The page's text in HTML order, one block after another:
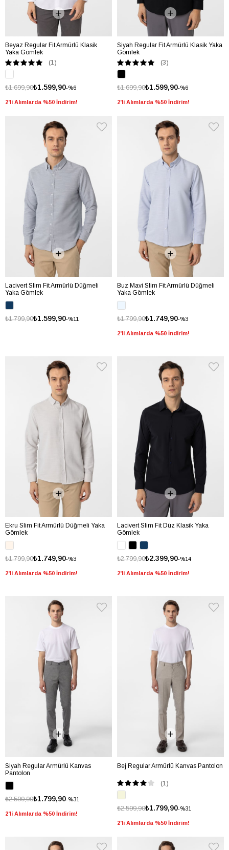
Beyaz Regular Fit Armürlü Klasik
Yaka Gömlek
(1)
%6
₺1.599,90
₺1.699,90
2'li Alımlarda %50 İndirim!
Siyah Regular Fit Armürlü Klasik Yaka
Gömlek
(3)
%6
₺1.599,90
₺1.699,90
2'li Alımlarda %50 İndirim!
Lacivert Slim Fit Armürlü Düğmeli
Yaka Gömlek
%11
₺1.599,90
₺1.799,90
Buz Mavi Slim Fit Armürlü Düğmeli
Yaka Gömlek
%3
₺1.749,90
₺1.799,90
2'li Alımlarda %50 İndirim!
Ekru Slim Fit Armürlü Düğmeli Yaka
Gömlek
%3
₺1.749,90
₺1.799,90
2'li Alımlarda %50 İndirim!
Lacivert Slim Fit Düz Klasik Yaka
Gömlek
%14
₺2.399,90
₺2.799,90
2'li Alımlarda %50 İndirim!
Siyah Regular Armürlü Kanvas
Pantolon
%31
₺1.799,90
₺2.599,90
2'li Alımlarda %50 İndirim!
Bej Regular Armürlü Kanvas Pantolon
(1)
%31
₺1.799,90
₺2.599,90
2'li Alımlarda %50 İndirim!